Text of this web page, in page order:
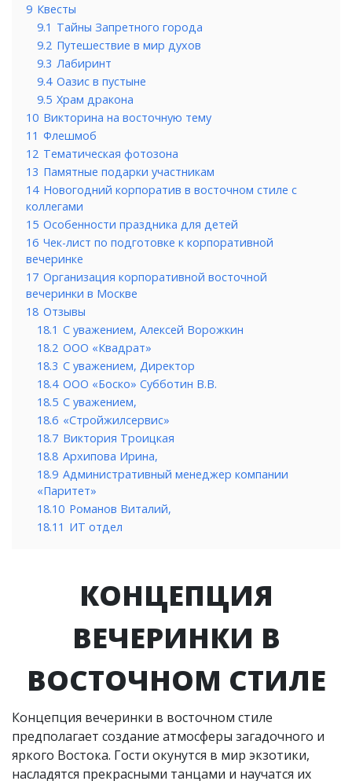
9 Квесты
9.1 Тайны Запретного города
9.2 Путешествие в мир духов
9.3 Лабиринт
9.4 Оазис в пустыне
9.5 Храм дракона
10 Викторина на восточную тему
11 Флешмоб
12 Тематическая фотозона
13 Памятные подарки участникам
14 Новогодний корпоратив в восточном стиле с
коллегами
15 Особенности праздника для детей
16 Чек-лист по подготовке к корпоративной
вечеринке
17 Организация корпоративной восточной
вечеринки в Москве
18 Отзывы
18.1 С уважением, Алексей Ворожкин
18.2 ООО «Квадрат»
18.3 С уважением, Директор
18.4 ООО «Боско» Субботин В.В.
18.5 С уважением,
18.6 «Стройжилсервис»
18.7 Виктория Троицкая
18.8 Архипова Ирина,
18.9 Административный менеджер компании
«Паритет»
18.10 Романов Виталий,
18.11 ИТ отдел
КОНЦЕПЦИЯ
ВЕЧЕРИНКИ В
ВОСТОЧНОМ СТИЛЕ
Концепция вечеринки в восточном стиле
предполагает создание атмосферы загадочного и
яркого Востока. Гости окунутся в мир экзотики,
насладятся прекрасными танцами и научатся их